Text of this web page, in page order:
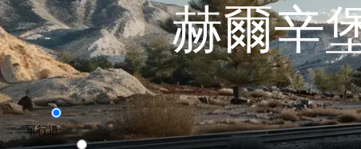
赫爾辛
單行道